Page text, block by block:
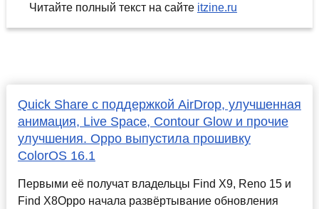
Читайте полный текст на сайте itzine.ru
Quick Share с поддержкой AirDrop, улучшенная
анимация, Live Space, Contour Glow и прочие
улучшения. Oppo выпустила прошивку
ColorOS 16.1
Первыми её получат владельцы Find X9, Reno 15 и
Find X8Oppo начала развёртывание обновления